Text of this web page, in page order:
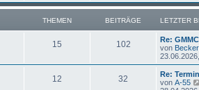
THEMEN BEITRÄGE LETZTER
15 102
Re:
von
12 32
Re:
von A-55